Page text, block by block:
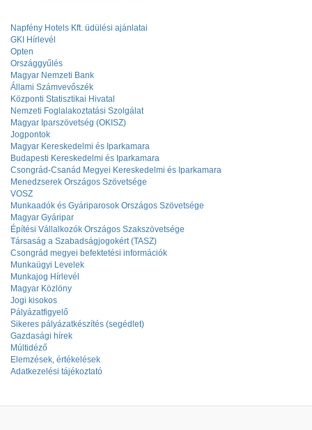
Napfény Hotels Kft. üdülési ajánlatai
GKI Hírlevél
Opten
Országgyűlés
Magyar Nemzeti Bank
Állami Számvevőszék
Központi Statisztikai Hivatal
Nemzeti Foglalakoztatási Szolgálat
Magyar Iparszövetség (OKISZ)
Jogpontok
Magyar Kereskedelmi és Iparkamara
Budapesti Kereskedelmi és Iparkamara
Csongrád-Csanád Megyei Kereskedelmi és Iparkamara
Menedzserek Országos Szövetsége
VOSZ
Munkaadók és Gyáriparosok Országos Szövetsége
Magyar Gyáripar
Építési Vállalkozók Országos Szakszövetsége
Társaság a Szabadságjogokért (TASZ)
Csongrád megyei befektetési információk
Munkaügyi Levelek
Munkajog Hírlevél
Magyar Közlöny
Jogi kisokos
Pályázatfigyelő
Sikeres pályázatkészítés (segédlet)
Gazdasági hírek
Múltidéző
Elemzések, értékelések
Adatkezelési tájékoztató